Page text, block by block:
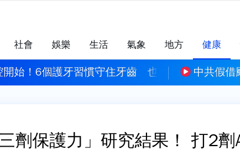
社會 娛樂 生活 氣象 地方 健康
開始！6個護牙習慣守住牙齒 也守護全身健康
中共假借
劑保護力」研究結果！ 打2